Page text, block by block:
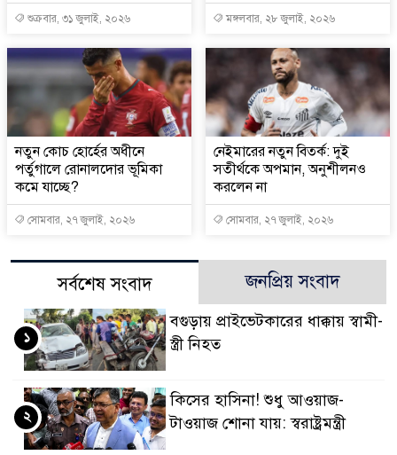
শুক্রবার, ৩১ জুলাই, ২০২৬ মঙ্গলবার, ২৮ জুলাই, ২০২৬
নতুন কোচ হোর্হের অধীনে
পর্তুগালে রোনালদোর ভূমিকা
কমে যাচ্ছে?
সোমবার, ২৭ জুলাই, ২০২৬
নেইমারের নতুন বিতর্ক: দুই
সতীর্থকে অপমান, অনুশীলনও
করলেন না
সোমবার, ২৭ জুলাই, ২০২৬
সর্বশেষ সংবাদ জনপ্রিয় সংবাদ
বগুড়ায় প্রাইভেটকারের ধাক্কায় স্বামী-
স্ত্রী নিহত
১
কিসের হাসিনা! শুধু আওয়াজ-
টাওয়াজ শোনা যায়: স্বরাষ্ট্রমন্ত্রী
২